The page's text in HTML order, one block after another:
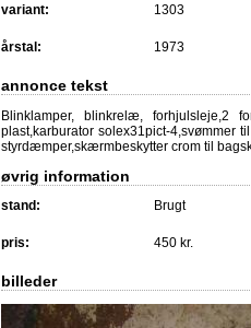
variant: 1303
årstal: 1973
annonce tekst
Blinklamper, blinkrelæ, forhjulsleje,2
plast,karburator solex31pict-4,svømmer
styrdæmper,skærmbeskytter crom til
øvrig information
stand: Brugt
pris: 450 kr.
billeder